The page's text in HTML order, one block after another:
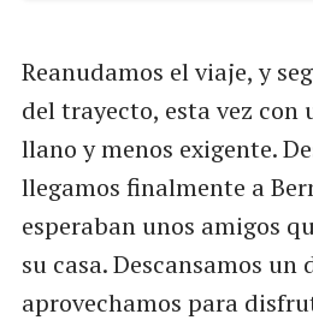
Reanudamos el viaje, y
del trayecto, esta vez con
llano y menos exigente.
llegamos finalmente a
esperaban unos amigos
su casa. Descansamos un
aprovechamos para